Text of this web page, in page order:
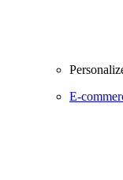
E-